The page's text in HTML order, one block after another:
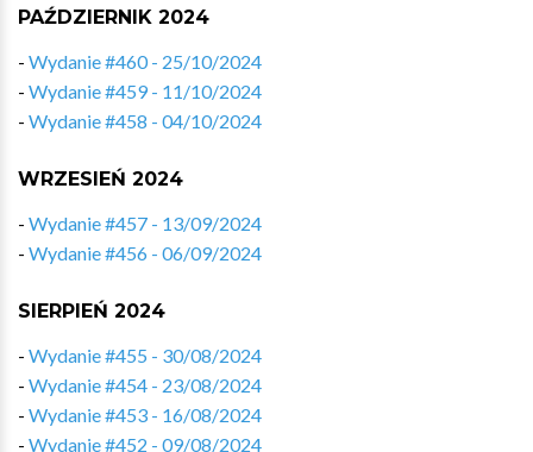
PAŹDZIERNIK 2024
- Wydanie #460 - 25/10/2024
- Wydanie #459 - 11/10/2024
- Wydanie #458 - 04/10/2024
WRZESIEŃ 2024
- Wydanie #457 - 13/09/2024
- Wydanie #456 - 06/09/2024
SIERPIEŃ 2024
- Wydanie #455 - 30/08/2024
- Wydanie #454 - 23/08/2024
- Wydanie #453 - 16/08/2024
- Wydanie #452 - 09/08/2024